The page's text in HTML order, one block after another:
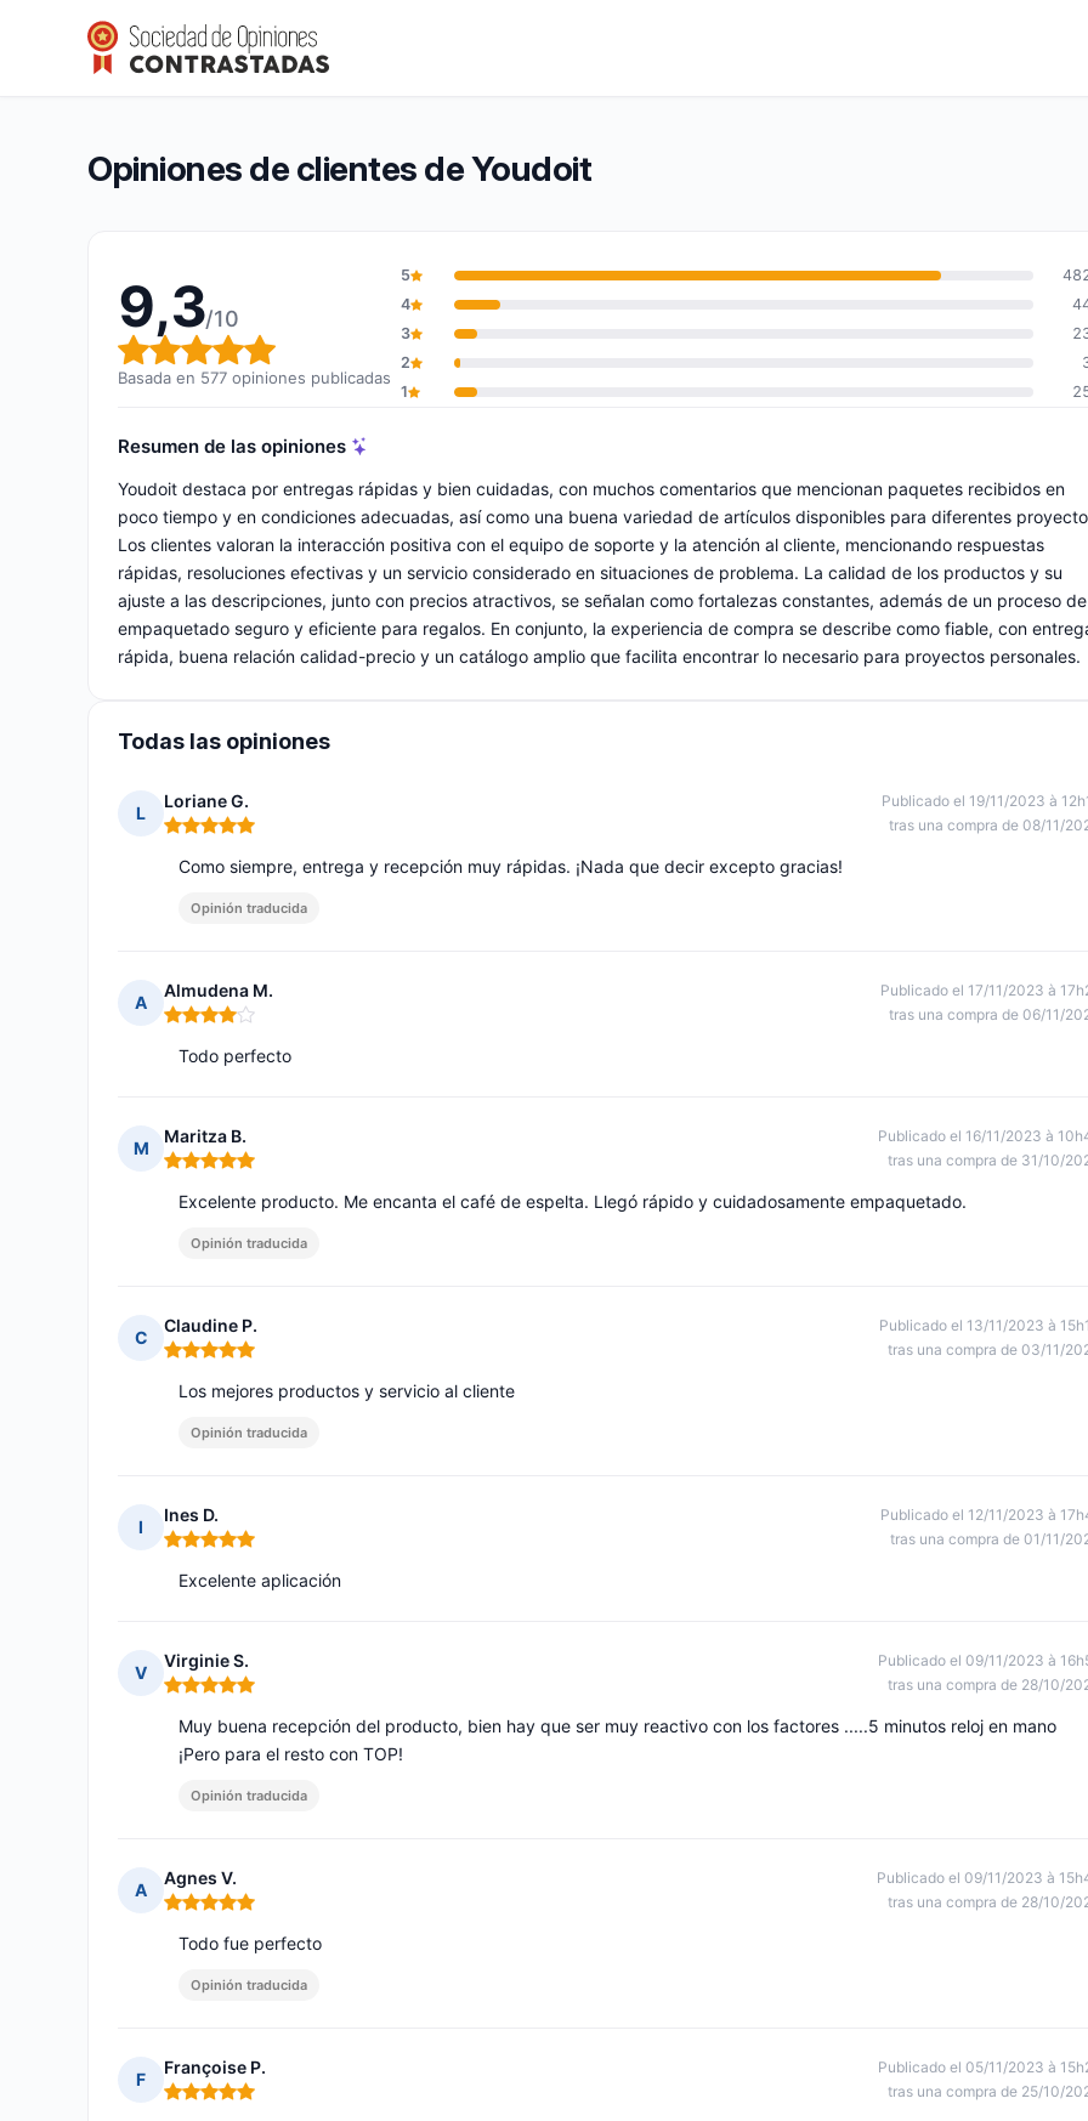
Youdoit
Calificación global: 9,3 de 10
9,3/10(577 opiniones)
Opiniones de clientes de Youdoit
9,3/10
Calificación global: 9,3 de 10
Basada en 577 opiniones publicadas
5
4
3
2
1
Resumen de las opiniones
Youdoit destaca por entregas rápidas y bien cuidadas, con muchos comentarios que mencionan paquetes recibidos en
poco tiempo y en condiciones adecuadas, así como una buena variedad de artículos disponibles para diferentes
Los clientes valoran la interacción positiva con el equipo de soporte y la atención al cliente, mencionando respuestas
rápidas, resoluciones efectivas y un servicio considerado en situaciones de problema. La calidad de los productos y su
ajuste a las descripciones, junto con precios atractivos, se señalan como fortalezas constantes, además de un proceso de
empaquetado seguro y eficiente para regalos. En conjunto, la experiencia de compra se describe como fiable, con
rápida, buena relación calidad-precio y un catálogo amplio que facilita encontrar lo necesario para proyectos personales.
Todas las opiniones
L
Loriane G.
Nota: 5 de 5
Publicado el 19/11/2023 à
tras una compra de 08/11/
Como siempre, entrega y recepción muy rápidas. ¡Nada que decir excepto gracias!
Opinión traducida
A
Almudena M.
Nota: 4 de 5
Publicado el 17/11/2023 à
tras una compra de 06/11/
Todo perfecto
M
Maritza B.
Nota: 5 de 5
Publicado el 16/11/2023 à
tras una compra de 31/10/
Excelente producto. Me encanta el café de espelta. Llegó rápido y cuidadosamente empaquetado.
Opinión traducida
C
Claudine P.
Nota: 5 de 5
Publicado el 13/11/2023 à
tras una compra de 03/11/
Los mejores productos y servicio al cliente
Opinión traducida
I
Ines D.
Nota: 5 de 5
Publicado el 12/11/2023 à
tras una compra de 01/11/
Excelente aplicación
V
Virginie S.
Nota: 5 de 5
Publicado el 09/11/2023 à
tras una compra de 28/10/
Muy buena recepción del producto, bien hay que ser muy reactivo con los factores .....5 minutos reloj en mano
¡Pero para el resto con TOP!
Opinión traducida
A
Agnes V.
Nota: 5 de 5
Publicado el 09/11/2023 à
tras una compra de 28/10/
Todo fue perfecto
Opinión traducida
F
Françoise P.
Nota: 5 de 5
Publicado el 05/11/2023 à
tras una compra de 25/10/